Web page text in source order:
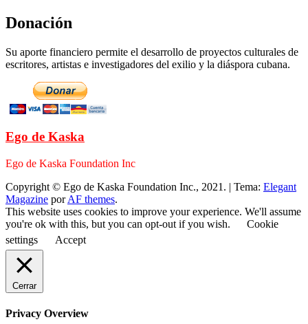
Donación
Su aporte financiero permite el desarrollo de proyectos culturales de
escritores, artistas e investigadores del exilio y la diáspora cubana.
Ego de Kaska
Ego de Kaska Foundation Inc
Copyright © Ego de Kaska Foundation Inc., 2021. | Tema: Elegant
Magazine porAF themes.
This website uses cookies to improve your experience. We'll assume
you're ok with this, but you can opt-out if you wish.
Cookie
settings
Accept
Cerrar
Privacy Overview